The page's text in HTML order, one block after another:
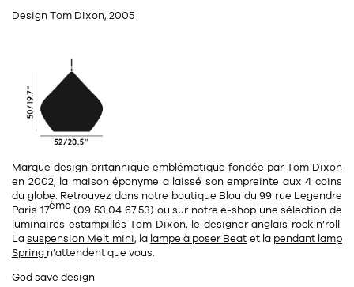
Design Tom Dixon, 2005
Marque design britannique emblématique fondée parTom Dixon
en 2002, la maison éponyme a laissé son empreinte aux 4 coins
du globe. Retrouvez dans notre boutique Blou du 99 rue Legendre
Paris 17ème (09 53 04 67 53) ou sur notre e-shop une sélection de
luminaires estampillés Tom Dixon, le designer anglais rock n’roll.
Lasuspension Melt mini, la lampe à poser Beat et la pendant lamp
Spring n’attendent que vous.
God save design